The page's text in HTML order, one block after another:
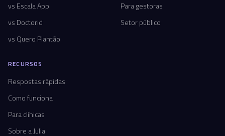
vs Escala App
vs Doctorid
vs Quero Plantão
Para gestoras
Setor público
RECURSOS
Respostas rápidas
Como funciona
Para clínicas
Sobre a Julia